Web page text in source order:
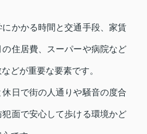
かかる時間と交通手段、家賃
住居費、スーパーや病院など
どが重要な要素です。
日で街の人通りや騒音の度合
面で安心して歩ける環境かど